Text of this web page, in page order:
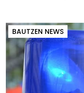
BAUTZEN NEWS